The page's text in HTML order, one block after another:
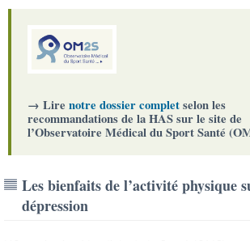
→ Lirenotre dossier completselon les
recommandations de la HAS sur le site de
l’Observatoire Médical du Sport Santé
Les bienfaits de l’activité physique
dépression